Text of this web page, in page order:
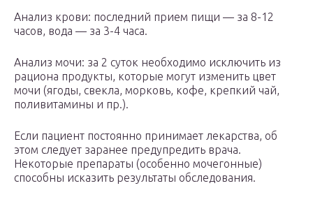
Анализ крови: последний прием пищи — за 8-12
часов, вода — за 3-4 часа.
Анализ мочи: за 2 суток необходимо исключить из
рациона продукты, которые могут изменить цвет
мочи (ягоды, свекла, морковь, кофе, крепкий чай,
поливитамины и пр.).
Если пациент постоянно принимает лекарства, об
этом следует заранее предупредить врача.
Некоторые препараты (особенно мочегонные)
способны исказить результаты обследования.